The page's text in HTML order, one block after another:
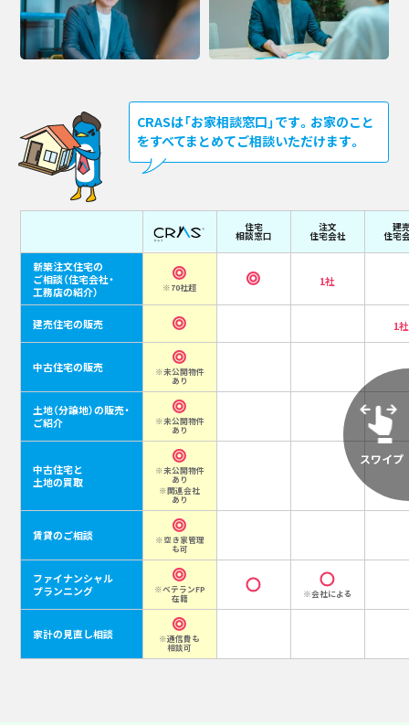
CRASは「お家相談窓口」です。お家のこと
をすべてまとめてご相談いただけます。
住宅
相談窓口
注文
住宅会社
建
住宅
新築注文住宅の
ご相談（住宅会社・
工務店の紹介）
※70社超 1社
建売住宅の販売 1社
中古住宅の販売
※未公開物件
あり
土地（分譲地）の販売・
ご紹介
※未公開物件
あり
中古住宅と
土地の買取
※未公開物件
あり
※関連会社
あり
賃貸のご相談
※空き家管理
も可
ファイナンシャル
プランニング
※ベテランFP
在籍
※会社による
家計の見直し相談
※通信費も
相談可